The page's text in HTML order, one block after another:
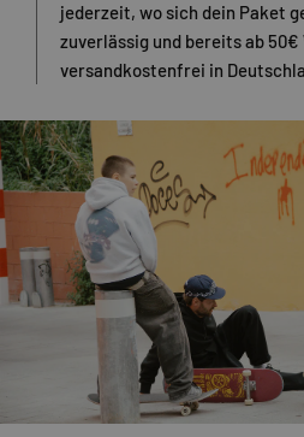
jederzeit, wo sich dein Paket
zuverlässig und bereits ab
versandkostenfrei in